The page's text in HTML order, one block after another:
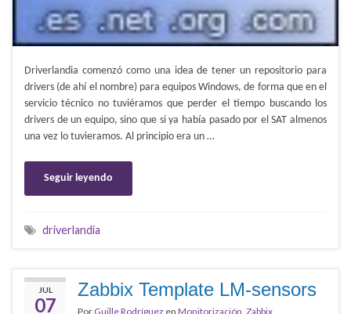
Driverlandia comenzó como una idea de tener un repositorio para
drivers (de ahí el nombre) para equipos Windows, de forma que en el
servicio técnico no tuviéramos que perder el tiempo buscando los
drivers de un equipo, sino que si ya había pasado por el SAT almenos
una vez lo tuvieramos. Al principio era un …
Seguir leyendo
driverlandia
JUL
07
Zabbix Template LM-sensors
Por Guille Rodríguez en Monitorización Zabbix